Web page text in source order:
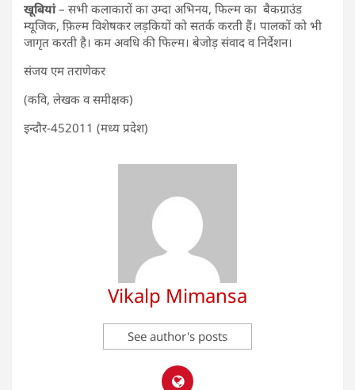
खूबियां– सभी कलाकारों का उम्दा अभिनय, फिल्म का बैकग्राउंड
म्यूजिक, फ़िल्म विशेषकर लड़कियों को सतर्क करती हैं। पालकों को भी
जागृत करती है। कम अवधि की फिल्म। बेजोड़ संवाद व निर्देशन।
संजय एम तराणेकर
(कवि, लेखक व समीक्षक)
इन्दौर-452011 (मध्य प्रदेश)
Vikalp Mimansa
See author's posts